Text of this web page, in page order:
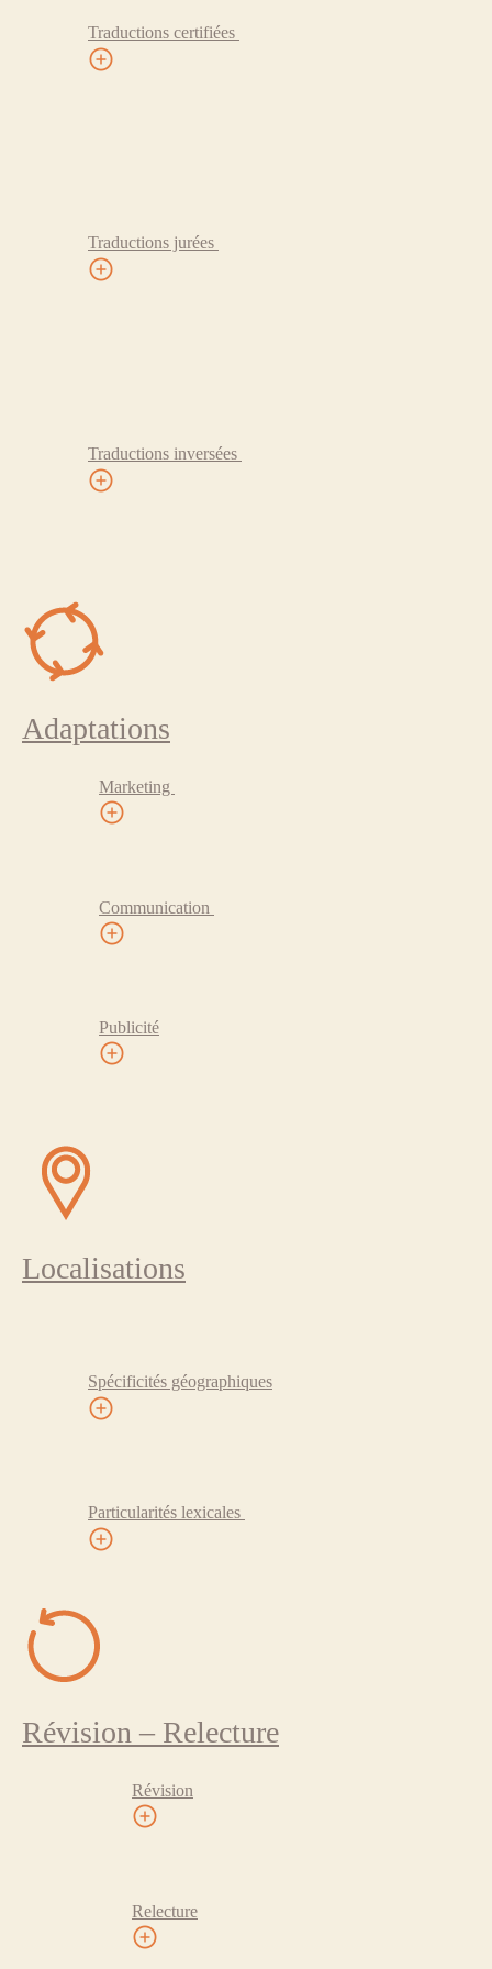
Traductions certifiées
Traductions jurées
Traductions inversées
Adaptations
Marketing
Communication
Publicité
Localisations
Spécificités géographiques
Particularités lexicales
Révision – Relecture
Révision
Relecture